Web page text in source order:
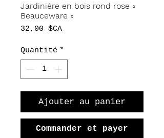
Jardinière en bois rond rose «
Beauceware »
32,00 $CAPrix
Quantité *
Ajouter au panier
Commander et payer